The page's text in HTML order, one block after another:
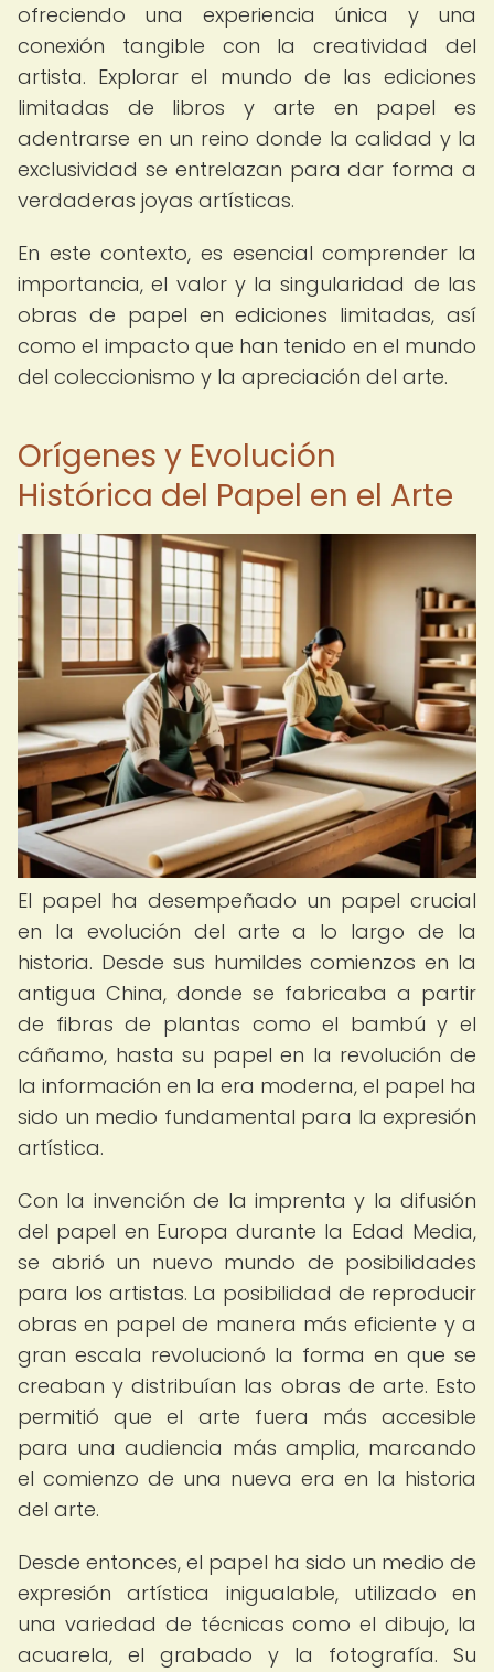
ofreciendo una experiencia única y una
conexión tangible con la creatividad del
artista. Explorar el mundo de las ediciones
limitadas de libros y arte en papel es
adentrarse en un reino donde la calidad y la
exclusividad se entrelazan para dar forma a
verdaderas joyas artísticas.
En este contexto, es esencial comprender la
importancia, el valor y la singularidad de las
obras de papel en ediciones limitadas, así
como el impacto que han tenido en el mundo
del coleccionismo y la apreciación del arte.
Orígenes y Evolución
Histórica del Papel en el Arte
El papel ha desempeñado un papel crucial
en la evolución del arte a lo largo de la
historia. Desde sus humildes comienzos en la
antigua China, donde se fabricaba a partir
de fibras de plantas como el bambú y el
cáñamo, hasta su papel en la revolución de
la información en la era moderna, el papel ha
sido un medio fundamental para la expresión
artística.
Con la invención de la imprenta y la difusión
del papel en Europa durante la Edad Media,
se abrió un nuevo mundo de posibilidades
para los artistas. La posibilidad de reproducir
obras en papel de manera más eficiente y a
gran escala revolucionó la forma en que se
creaban y distribuían las obras de arte. Esto
permitió que el arte fuera más accesible
para una audiencia más amplia, marcando
el comienzo de una nueva era en la historia
del arte.
Desde entonces, el papel ha sido un medio de
expresión artística inigualable, utilizado en
una variedad de técnicas como el dibujo, la
acuarela, el grabado y la fotografía. Su